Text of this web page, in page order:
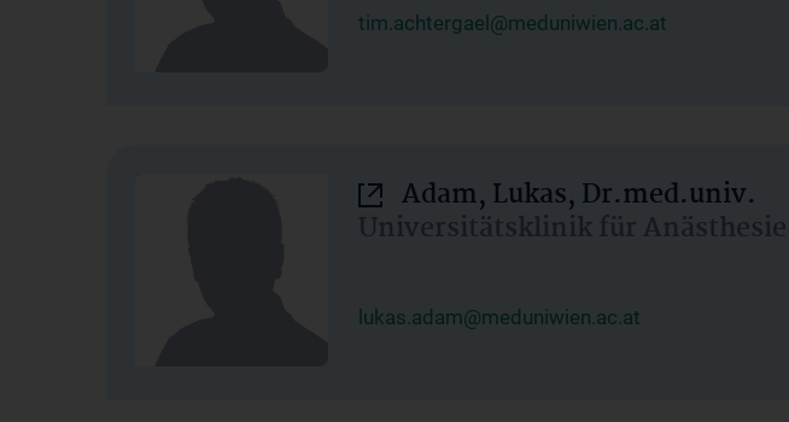
tim.achtergael@meduniwien.ac.at
Adam, Lukas, Dr.med.univ.
Universitätsklinik für
lukas.adam@meduniwien.ac.at